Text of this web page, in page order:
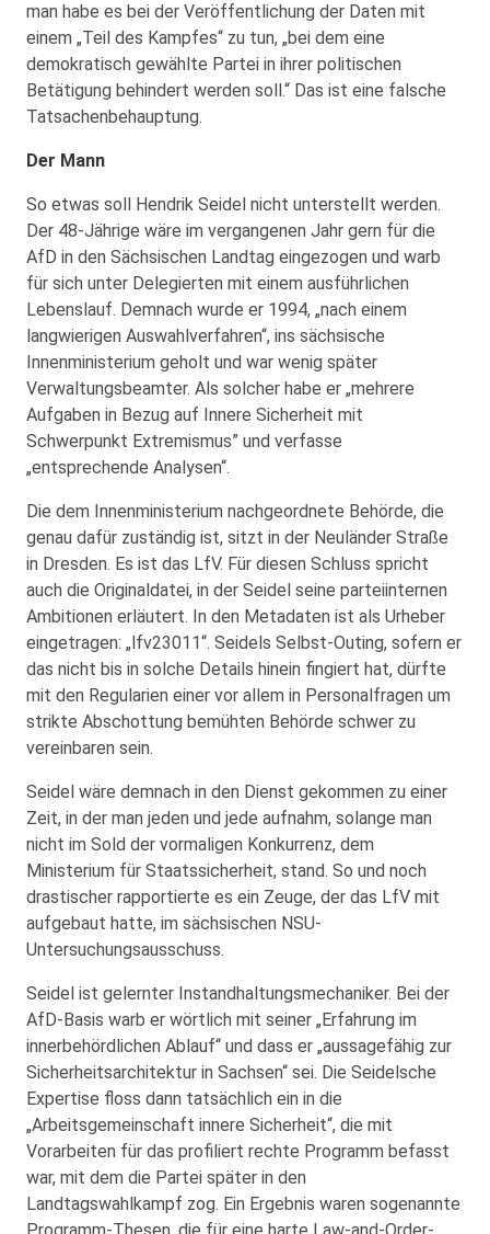
man habe es bei der Veröffentlichung der Daten mit
einem „Teil des Kampfes“ zu tun, „bei dem eine
demokratisch gewählte Partei in ihrer politischen
Betätigung behindert werden soll.“ Das ist eine falsche
Tatsachenbehauptung.
Der Mann
So etwas soll Hendrik Seidel nicht unterstellt werden.
Der 48-Jährige wäre im vergangenen Jahr gern für die
AfD in den Sächsischen Landtag eingezogen und warb
für sich unter Delegierten mit einem ausführlichen
Lebenslauf. Demnach wurde er 1994, „nach einem
langwierigen Auswahlverfahren“, ins sächsische
Innenministerium geholt und war wenig später
Verwaltungsbeamter. Als solcher habe er „mehrere
Aufgaben in Bezug auf Innere Sicherheit mit
Schwerpunkt Extremismus” und verfasse
„entsprechende Analysen“.
Die dem Innenministerium nachgeordnete Behörde, die
genau dafür zuständig ist, sitzt in der Neuländer Straße
in Dresden. Es ist das LfV. Für diesen Schluss spricht
auch die Originaldatei, in der Seidel seine parteiinternen
Ambitionen erläutert. In den Metadaten ist als Urheber
eingetragen: „lfv23011“. Seidels Selbst-Outing, sofern er
das nicht bis in solche Details hinein fingiert hat, dürfte
mit den Regularien einer vor allem in Personalfragen um
strikte Abschottung bemühten Behörde schwer zu
vereinbaren sein.
Seidel wäre demnach in den Dienst gekommen zu einer
Zeit, in der man jeden und jede aufnahm, solange man
nicht im Sold der vormaligen Konkurrenz, dem
Ministerium für Staatssicherheit, stand. So und noch
drastischer rapportierte es ein Zeuge, der das LfV mit
aufgebaut hatte, im sächsischen NSU-
Untersuchungsausschuss.
Seidel ist gelernter Instandhaltungsmechaniker. Bei der
AfD-Basis warb er wörtlich mit seiner „Erfahrung im
innerbehördlichen Ablauf“ und dass er „aussagefähig zur
Sicherheitsarchitektur in Sachsen“ sei. Die Seidelsche
Expertise floss dann tatsächlich ein in die
„Arbeitsgemeinschaft innere Sicherheit“, die mit
Vorarbeiten für das profiliert rechte Programm befasst
war, mit dem die Partei später in den
Landtagswahlkampf zog. Ein Ergebnis waren sogenannte